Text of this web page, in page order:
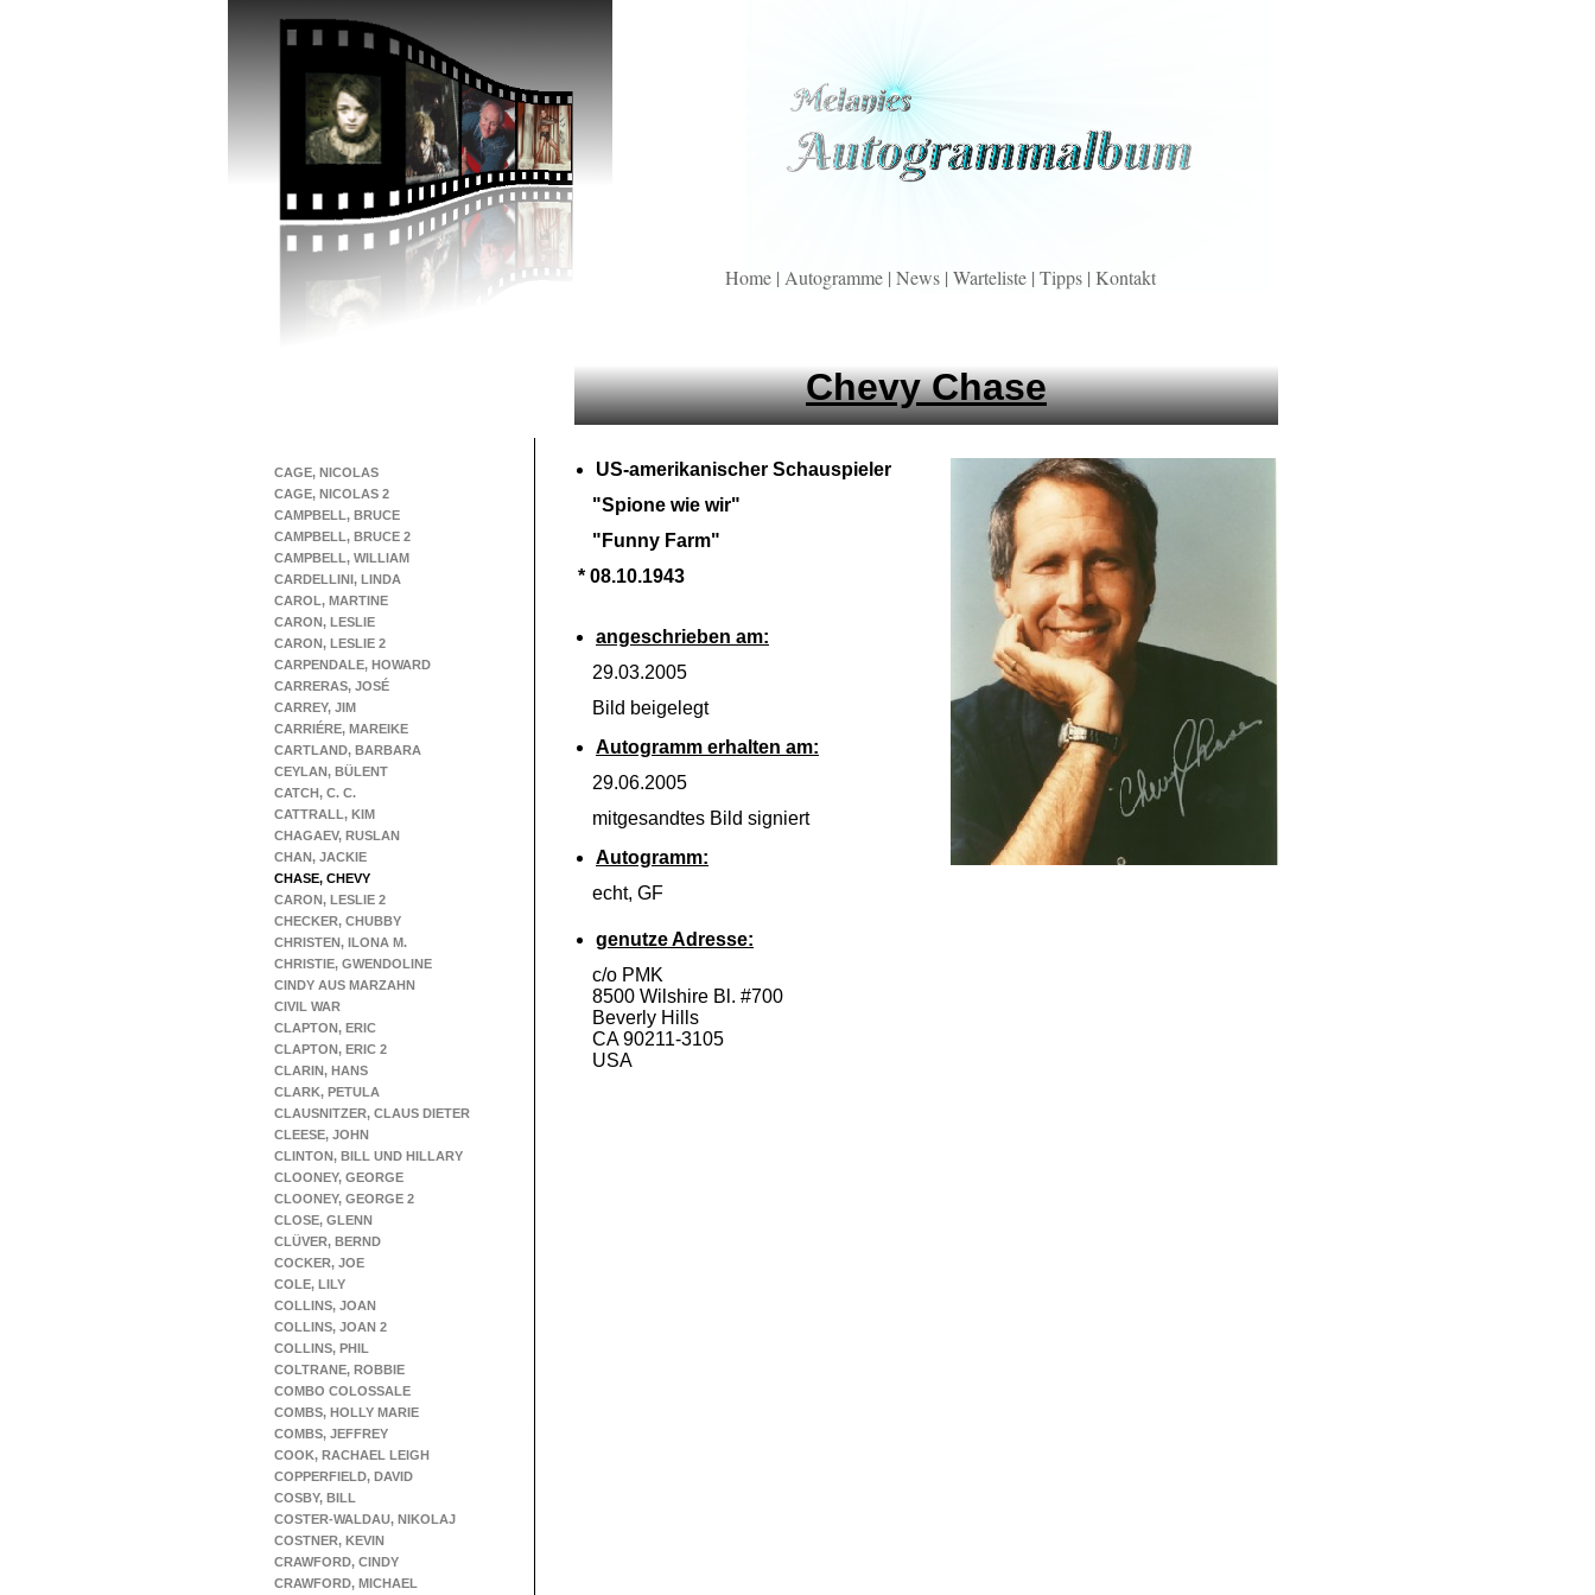
CAGE, NICOLAS
CAGE, NICOLAS 2
CAMPBELL, BRUCE
CAMPBELL, BRUCE 2
CAMPBELL, WILLIAM
CARDELLINI, LINDA
CAROL, MARTINE
CARON, LESLIE
CARON, LESLIE 2
CARPENDALE, HOWARD
CARRERAS, JOSÉ
CARREY, JIM
CARRIÉRE, MAREIKE
CARTLAND, BARBARA
CEYLAN, BÜLENT
CATCH, C. C.
CATTRALL, KIM
CHAGAEV, RUSLAN
CHAN, JACKIE
CHASE, CHEVY
CARON, LESLIE 2
CHECKER, CHUBBY
CHRISTEN, ILONA M.
CHRISTIE, GWENDOLINE
CINDY AUS MARZAHN
CIVIL WAR
CLAPTON, ERIC
CLAPTON, ERIC 2
CLARIN, HANS
CLARK, PETULA
CLAUSNITZER, CLAUS DIETER
CLEESE, JOHN
CLINTON, BILL UND HILLARY
CLOONEY, GEORGE
CLOONEY, GEORGE 2
CLOSE, GLENN
CLÜVER, BERND
COCKER, JOE
COLE, LILY
COLLINS, JOAN
COLLINS, JOAN 2
COLLINS, PHIL
COLTRANE, ROBBIE
COMBO COLOSSALE
COMBS, HOLLY MARIE
COMBS, JEFFREY
COOK, RACHAEL LEIGH
COPPERFIELD, DAVID
COSBY, BILL
COSTER-WALDAU, NIKOLAJ
COSTNER, KEVIN
CRAWFORD, CINDY
CRAWFORD, MICHAEL
Chevy Chase
US-amerikanischer Schauspieler
"Spione wie wir"
"Funny Farm"
* 08.10.1943
angeschrieben am:
29.03.2005
Bild beigelegt
Autogramm erhalten am:
29.06.2005
mitgesandtes Bild signiert
Autogramm:
echt, GF
genutze Adresse:
c/o PMK
8500 Wilshire Bl. #700
Beverly Hills
CA 90211-3105
USA
Home | Autogramme | News | Warteliste | Tipps | Kontakt